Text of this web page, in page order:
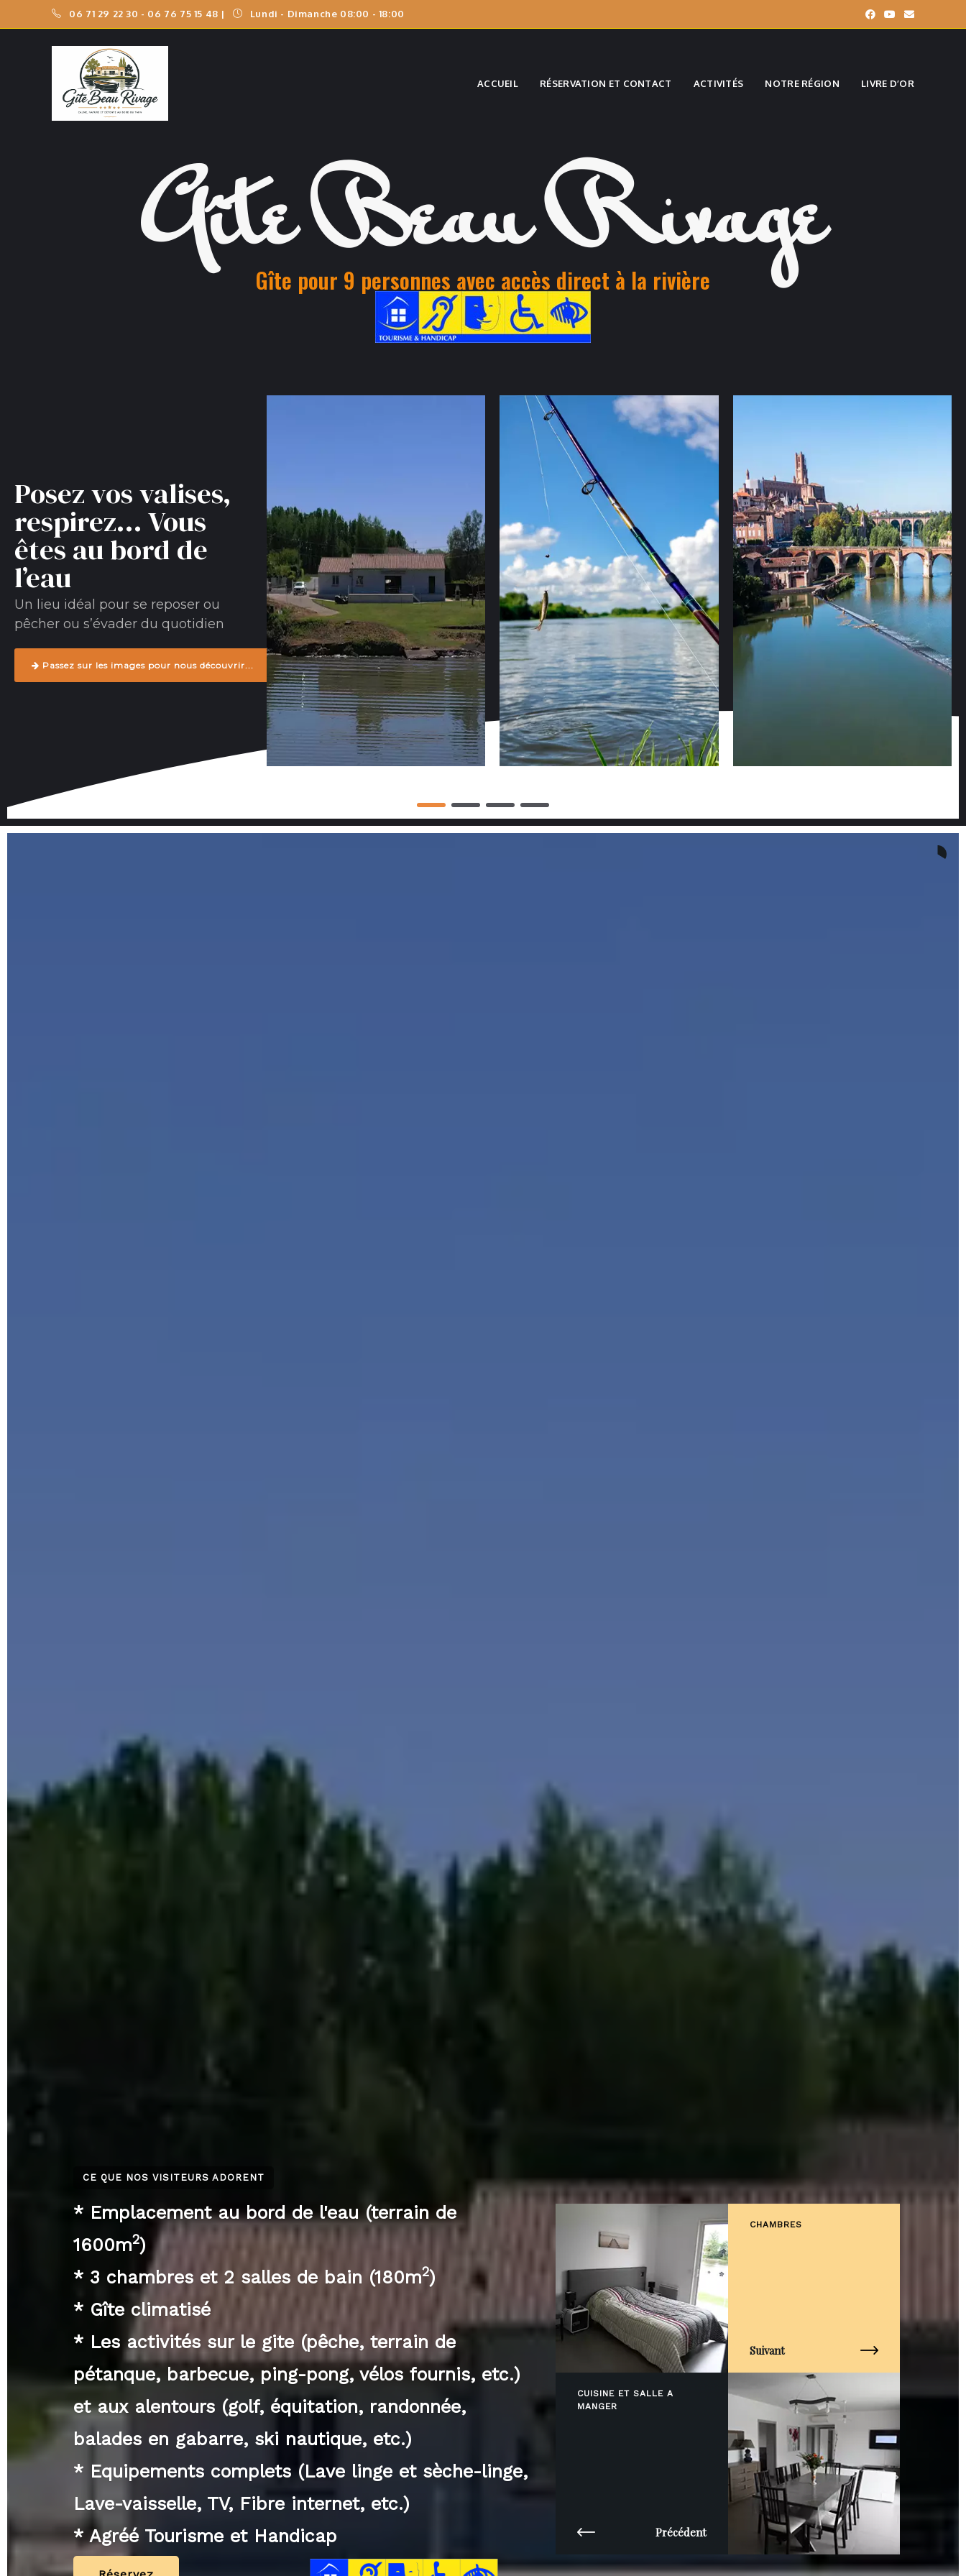
06 71 29 22 30 - 06 76 75 15 48 | Lundi - Dimanche 08:00 - 18:00
ACCUEIL RÉSERVATION ET CONTACT ACTIVITÉS NOTRE RÉGION LIVRE D’OR
Gîte Beau Rivage
Gîte pour 9 personnes avec accès direct à la rivière
Posez vos valises,
respirez... Vous
êtes au bord de
l’eau
Un lieu idéal pour se reposer ou
pêcher ou s’évader du quotidien
Passez sur les images pour nous découvrir...
CE QUE NOS VISITEURS ADORENT
* Emplacement au bord de l'eau (terrain de
1600m2)
* 3 chambres et 2 salles de bain (180m2)
* Gîte climatisé
* Les activités sur le gite (pêche, terrain de
pétanque, barbecue, ping-pong, vélos fournis, etc.)
et aux alentours (golf, équitation, randonnée,
balades en gabarre, ski nautique, etc.)
* Equipements complets (Lave linge et sèche-linge,
Lave-vaisselle, TV, Fibre internet, etc.)
* Agréé Tourisme et Handicap
CHAMBRES
Suivant
CUISINE ET SALLE A
MANGER
Précédent